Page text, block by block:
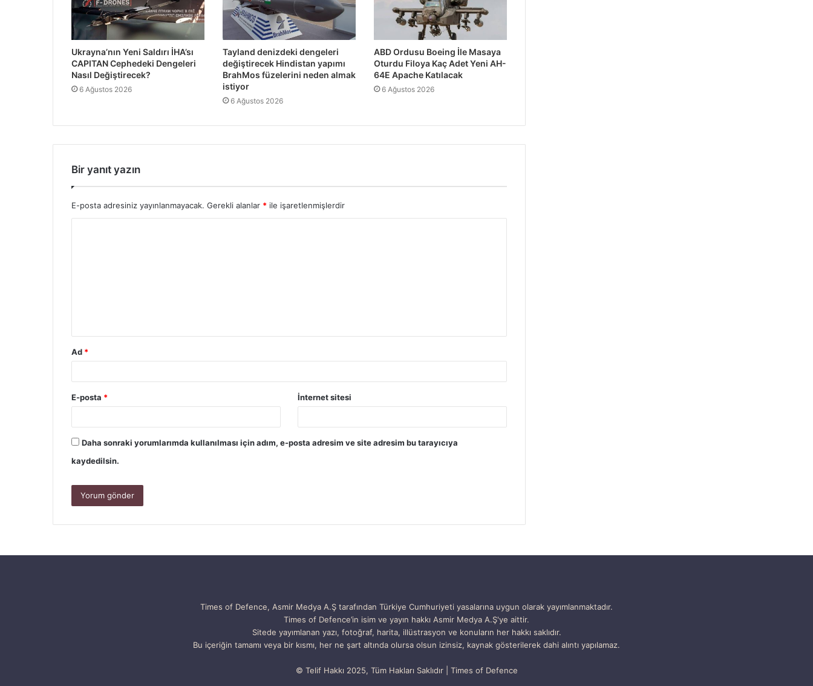
Ukrayna’nın Yeni Saldırı İHA’sı
CAPITAN Cephedeki Dengeleri
Nasıl Değiştirecek?
6 Ağustos 2026
Tayland denizdeki dengeleri
değiştirecek Hindistan yapımı
BrahMos füzelerini neden almak
istiyor
6 Ağustos 2026
ABD Ordusu Boeing İle Masaya
Oturdu Filoya Kaç Adet Yeni AH-
64E Apache Katılacak
6 Ağustos 2026
Bir yanıt yazın
E-posta adresiniz yayınlanmayacak. Gerekli alanlar * ile işaretlenmişlerdir
Ad *
E-posta * İnternet sitesi
Daha sonraki yorumlarımda kullanılması için adım, e-posta adresim ve site adresim bu tarayıcıya
kaydedilsin.
Times of Defence, Asmir Medya A.Ş tarafından Türkiye Cumhuriyeti yasalarına uygun olarak yayımlanmaktadır.
Times of Defence’in isim ve yayın hakkı Asmir Medya A.Ş'ye aittir.
Sitede yayımlanan yazı, fotoğraf, harita, illüstrasyon ve konuların her hakkı saklıdır.
Bu içeriğin tamamı veya bir kısmı, her ne şart altında olursa olsun izinsiz, kaynak gösterilerek dahi alıntı yapılamaz.
© Telif Hakkı 2025, Tüm Hakları Saklıdır | Times of Defence